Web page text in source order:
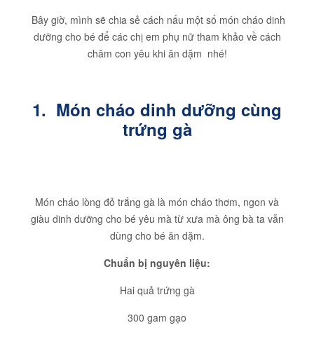
Bây giờ, mình sẽ chia sẻ cách nấu một số món cháo dinh
dưỡng cho bé để các chị em phụ nữ tham khảo về cách
chăm con yêu khi ăn dặm nhé!
1. Món cháo dinh dưỡng cùng
trứng gà
Món cháo lòng đỏ trắng gà là món cháo thơm, ngon và
giàu dinh dưỡng cho bé yêu mà từ xưa mà ông bà ta vẫn
dùng cho bé ăn dặm.
Chuẩn bị nguyên liệu:
Hai quả trứng gà
300 gam gạo